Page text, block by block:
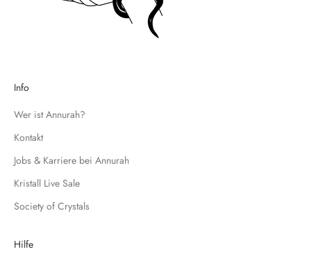
Info
Wer ist Annurah?
Kontakt
Jobs & Karriere bei Annurah
Kristall Live Sale
Society of Crystals
Hilfe